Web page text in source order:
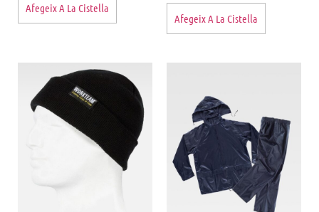
Afegeix A La Cistella
Afegeix A La Cistella